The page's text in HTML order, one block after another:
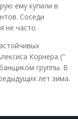
ему купили в
Соседи
не часто.
Корнера ("
группы. В
лет зима.